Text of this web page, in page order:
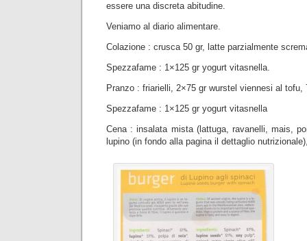
essere una discreta abitudine.
Veniamo al diario alimentare.
Colazione : crusca 50 gr, latte parzialmente
Spezzafame : 1×125 gr yogurt vitasnella.
Pranzo : friarielli, 2×75 gr wurstel viennesi al tofu,
Spezzafame : 1×125 gr yogurt vitasnella
Cena : insalata mista (lattuga, ravanelli, mais,
lupino (in fondo alla pagina il dettaglio